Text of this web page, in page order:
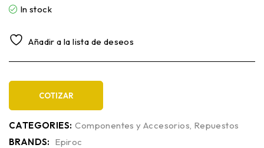
In stock
Añadir a la lista de deseos
COTIZAR
CATEGORIES: Componentes y Accesorios, Repuestos
BRANDS: Epiroc